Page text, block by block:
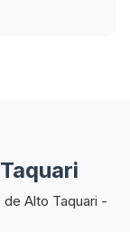
Alto Taquari -